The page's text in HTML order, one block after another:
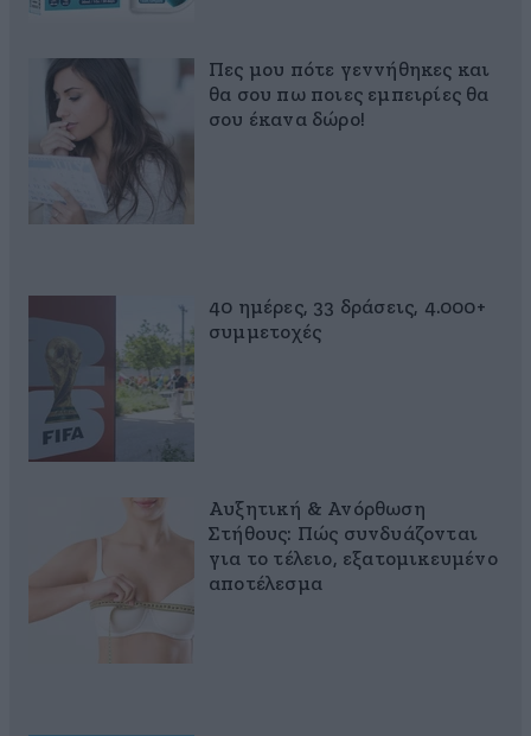
Πες μου πότε γεννήθηκες και
θα σου πω ποιες εμπειρίες θα
σου έκανα δώρο!
40 ημέρες, 33 δράσεις, 4.000+
συμμετοχές
Αυξητική & Ανόρθωση
Στήθους: Πώς συνδυάζονται
για το τέλειο, εξατομικευμένο
αποτέλεσμα